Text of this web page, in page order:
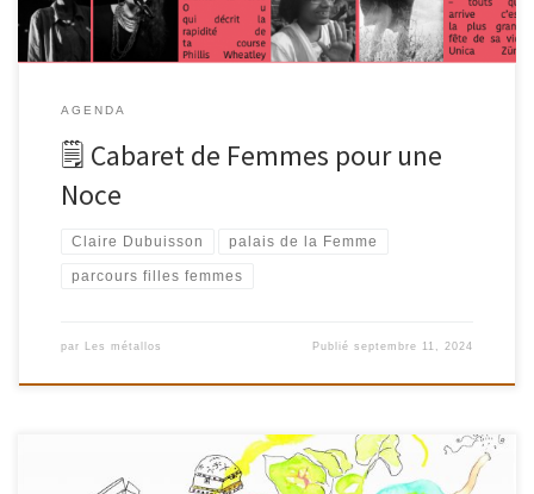
AGENDA
🗒 Cabaret de Femmes pour une
Noce
Claire Dubuisson palais de la Femme
parcours filles femmes
par Les métallos Publiéseptembre 11, 2024